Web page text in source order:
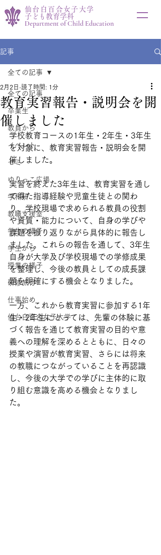
仙台白百合女子大学
子ども教育学科
Department of Child Education
記事
全ての記事
卒業生
教員から
イベント
ゼミ
ゆりっこ広場
学科研
教職支援室
学生の様子
学生から
授業の様子
研修旅行
仕事始め
仙台白百合女子大学
全ての記事
教育実習報告・説明会を開
催しました
2月2日 読了時間: 1分
学校教育コースの1年生・2年生・3年生
を対象に、教育実習報告・説明会を開
催しました。
実習を終えた3年生は、教育実習を通し
て得た指導経験や児童生徒との関わ
り、学校現場で求められる教員の役割
や資質・能力について、自身の学びや
課題を振り返りながら具体的に報告し
ました。これらの報告を通して、3年生
自身が大学及び学校現場での学修成果
を整理し、今後の教員としての成長課
題を明確にする機会となりました。
一方、これから教育実習に参加する1年
生・2年生にとっては、先輩の体験に基
づく報告を通じて教育実習の目的や意
義への理解を深めるとともに、日々の
授業や演習が教育実習、さらには将来
の教職につながっていることを再認識
し、今後の大学での学びに主体的に取
り組む意識を高める機会となりまし
た。